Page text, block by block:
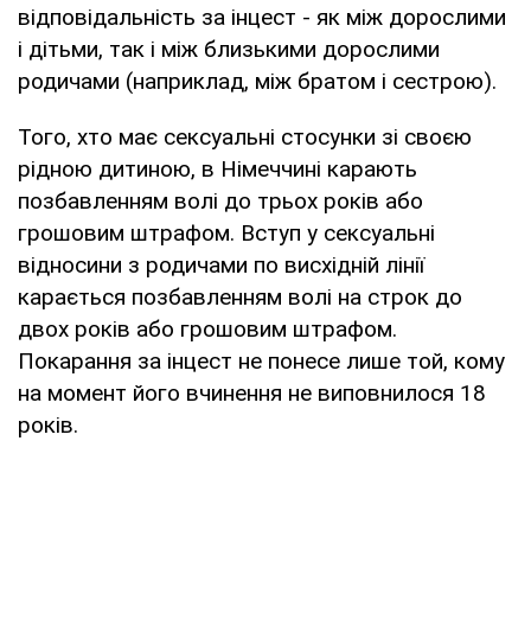
відповідальність за інцест - як між дорослими
і дітьми, так і між близькими дорослими
родичами (наприклад, між братом і сестрою).
Того, хто має сексуальні стосунки зі своєю
рідною дитиною, в Німеччині карають
позбавленням волі до трьох років або
грошовим штрафом. Вступ у сексуальні
відносини з родичами по висхідній лінії
карається позбавленням волі на строк до
двох років або грошовим штрафом.
Покарання за інцест не понесе лише той, кому
на момент його вчинення не виповнилося 18
років.